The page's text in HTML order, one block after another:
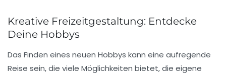
Kreative Freizeitgestaltung: Entdecke
Deine Hobbys
Das Finden eines neuen Hobbys kann eine aufregende
Reise sein, die viele Möglichkeiten bietet, die eigene